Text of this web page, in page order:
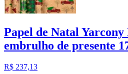
Papel de Natal
embrulho de presente
R$ 237,13